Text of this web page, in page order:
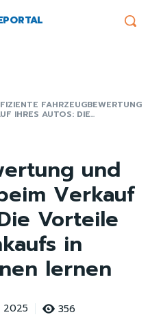
FAHRZEUGBEWERTUNG
IHRES AUTOS: DIE...
und
Verkauf
Vorteile
in
lernen
2025 356